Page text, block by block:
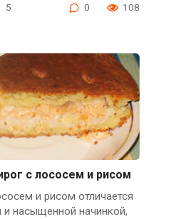
5 0 108
с лососем и рисом
и рисом отличается
насыщенной начинкой,